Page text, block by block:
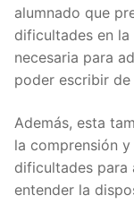
alumnado que
dificultades en
necesaria para
poder escribir de
Además, esta
la comprensión
dificultades para
entender la